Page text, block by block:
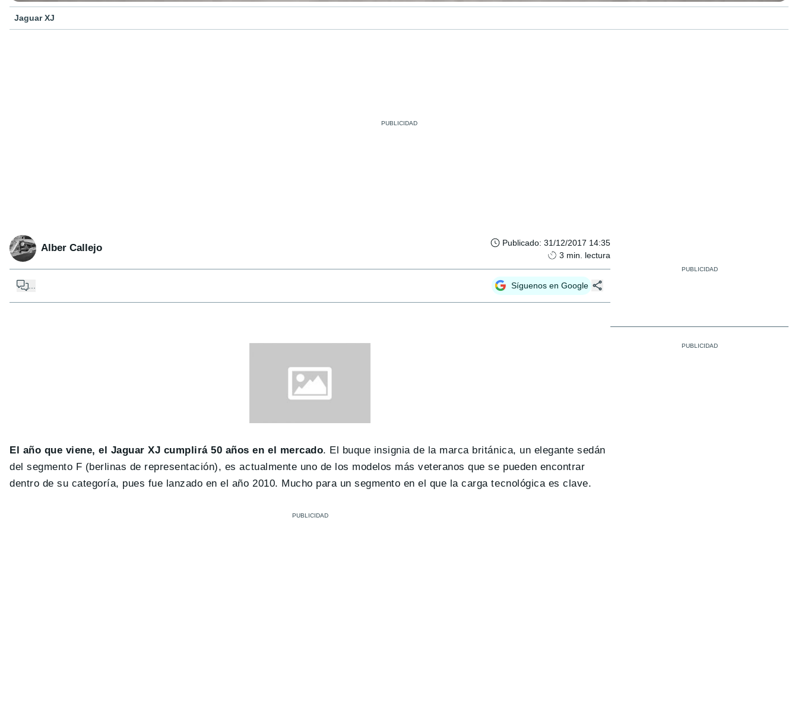
Jaguar XJ
Alber Callejo Publicado: 31/12/2017 14:35
3 min. lectura
Síguenos en Google
El año que viene, el Jaguar XJ cumplirá 50 años en el mercado. El buque insignia de la marca británica, un elegante sedán
del segmento F (berlinas de representación), es actualmente uno de los modelos más veteranos que se pueden encontrar
dentro de su categoría, pues fue lanzado en el año 2010. Mucho para un segmento en el que la carga tecnológica es clave.